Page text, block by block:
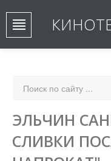
ЭЛЬЧИН
СЛИВКИ